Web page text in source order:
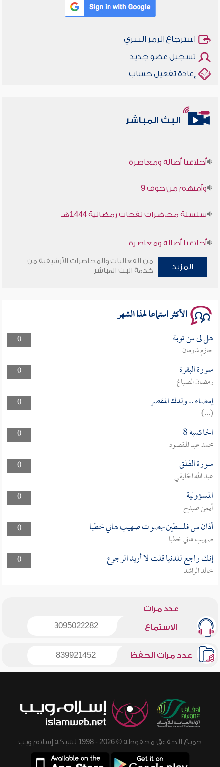
استرجاع الرمز السري
تسجيل عضو جديد
إعادة تفعيل حساب
البث المباشر
أخلاقنا أصالة ومعاصرة
وأمنهم من خوف 9
سلسلة محاضرات نفحات رمضانية 1444هـ
أخلاقنا أصالة ومعاصرة
وأمنهم من خوف 9
المزيد
من الفعاليات والمحاضرات الأرشيفية من
خدمة البث المباشر
الأكثر استماعا لهذا الشهر
0 هل لى من توبة
حازم شومان
0
سورة البقرة
رمضان الصباغ
0
إمضاء .. ولدك المقصر
(...)
0
الحاكمية 8
محمد عبد المقصود
0
سورة الفلق
عبد الله الخليفي
0
المسؤولية
أيمن صيدح
0
أذان من فلسطين-بصوت صهيب هاني خطبا
صهيب هاني خطبا
0
إنك راجع للدنيا قلت لا أريد الرجوع
خالد الراشد
عدد مرات
الاستماع 3095022282
عدد مرات الحفظ 839921452
جميع الحقوق محفوظة © 2026 - 1998 لشبكة إسلام ويب